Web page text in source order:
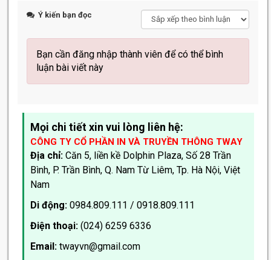
Ý kiến bạn đọc
Bạn cần đăng nhập thành viên để có thể bình
luận bài viết này
Mọi chi tiết xin vui lòng liên hệ:
CÔNG TY CỔ PHẦN IN VÀ TRUYỀN THÔNG TWAY
Địa chỉ:Căn 5, liền kề Dolphin Plaza, Số 28 Trần
Bình, P. Trần Bình, Q. Nam Từ Liêm, Tp. Hà Nội, Việt
Nam
Di động: 0984.809.111 / 0918.809.111
Điện thoại:(024) 6259 6336
Email: twayvn@gmail.com